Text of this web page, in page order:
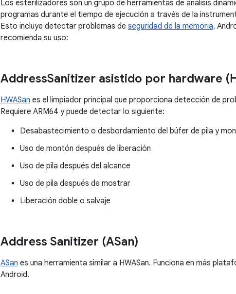
Los esterilizadores son un grupo de herramientas de análisis
programas durante el tiempo de ejecución a través de la
Esto incluye detectar problemas de seguridad de la memoria.
recomienda su uso:
AddressSanitizer asistido por hardware
HWASan es el limpiador principal que proporciona detección de
Requiere ARM64 y puede detectar lo siguiente:
Desabastecimiento o desbordamiento del búfer de pila y
Uso de montón después de liberación
Uso de pila después del alcance
Uso de pila después de mostrar
Liberación doble o salvaje
Address Sanitizer (ASan)
ASan es una herramienta similar a HWASan. Funciona en más
Android.